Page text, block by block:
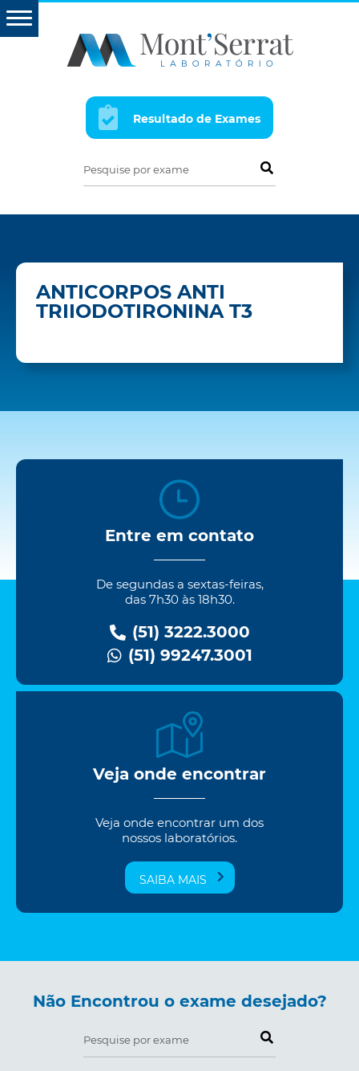
Resultado de Exames
Pesquise por exame
ANTICORPOS ANTI
TRIIODOTIRONINA T3
Entre em contato
De segundas a sextas-feiras,
das 7h30 às 18h30.
(51) 3222.3000
(51) 99247.3001
Veja onde encontrar
Veja onde encontrar um dos
nossos laboratórios.
SAIBA MAIS
Não Encontrou o exame desejado?
Pesquise por exame